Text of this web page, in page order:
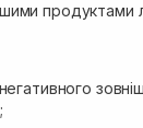
продуктами